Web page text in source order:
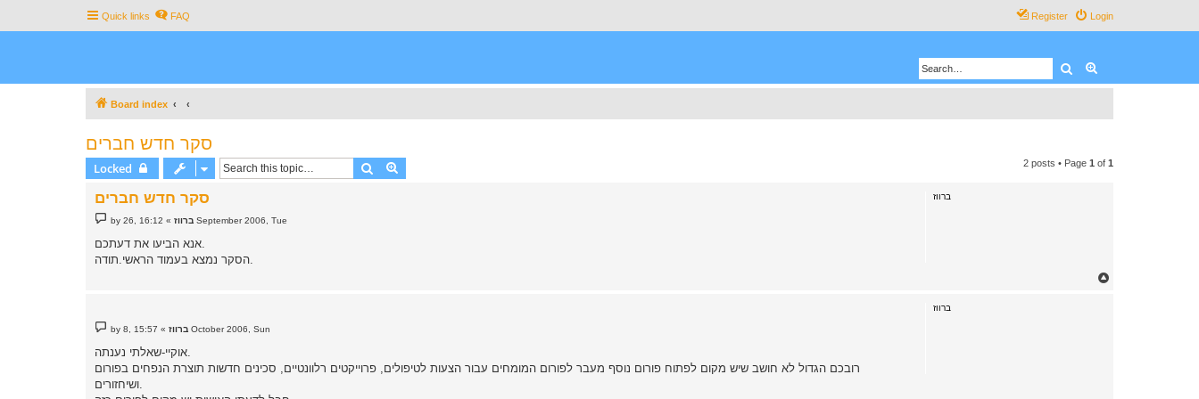
Quick links FAQ Login
Register
Search
Board index
סקר חדש חברים
Locked Search 2 posts • Page 1 of 1
ברווז סקר חדש חברים
P
o
t
by ברווז» 16:12 ,26 September 2006, Tue
אנא הביעו את דעתכם.
הסקר נמצא בעמוד הראשי.תודה.
ברווז
P
o
t
by ברווז» 15:57 ,8 October 2006, Sun
רובכם הגדול לא חושב שיש מקום לפתוח פורום נוסף מעבר לפורום המומחים עבור הצעות לטיפולים, פרוייקטים רלוונטיים, סכינים חדשות תוצרת הנפחים בפורום